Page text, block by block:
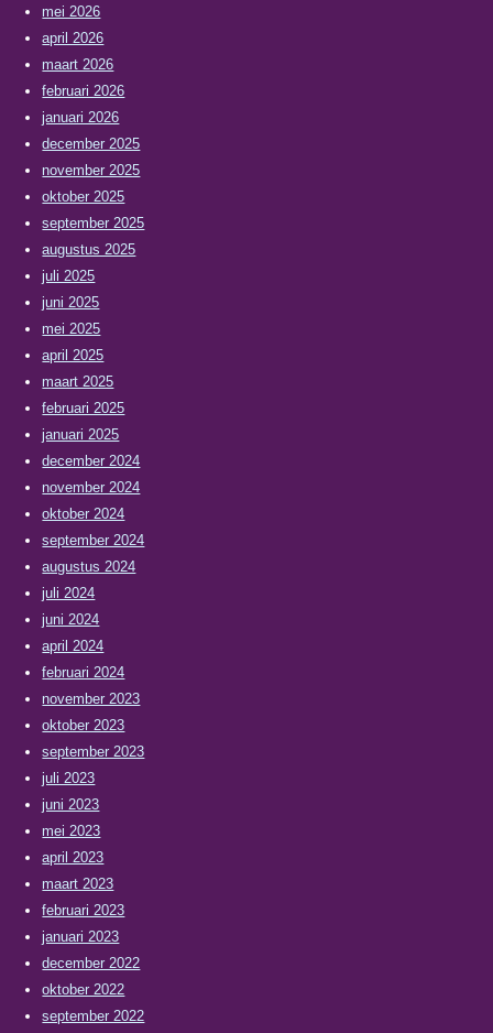
mei 2026
april 2026
maart 2026
februari 2026
januari 2026
december 2025
november 2025
oktober 2025
september 2025
augustus 2025
juli 2025
juni 2025
mei 2025
april 2025
maart 2025
februari 2025
januari 2025
december 2024
november 2024
oktober 2024
september 2024
augustus 2024
juli 2024
juni 2024
april 2024
februari 2024
november 2023
oktober 2023
september 2023
juli 2023
juni 2023
mei 2023
april 2023
maart 2023
februari 2023
januari 2023
december 2022
oktober 2022
september 2022